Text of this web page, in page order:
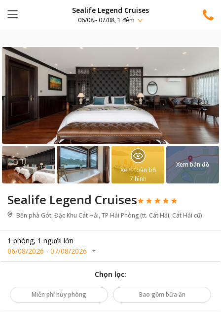
Sealife Legend Cruises
06/08 - 07/08, 1 đêm
Sealife Legend Cruises
Bến phà Gót, Đặc Khu Cát Hải, TP Hải Phòng (tt. Cát Hải, Cát Hải cũ)
1 phòng, 1 người lớn
06/08/2026 - 07/08/2026
Xem toàn bộ
7 hình
Xem bản đồ
Chọn lọc:
Miễn phí hủy phòng Bao gồm bữa ăn